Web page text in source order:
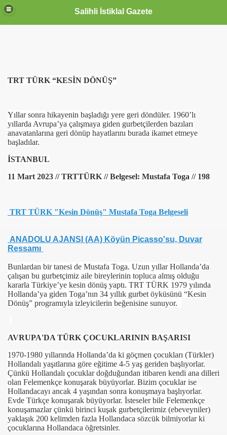
Salihli İstiklal Gazete
TRT TÜRK “KESİN DÖNÜŞ”
Yıllar sonra hikayenin başladığı yere geri döndüler. 1960’lı
yıllarda Avrupa’ya çalışmaya giden gurbetçilerden bazıları
anavatanlarına geri dönüp hayatlarını burada ikamet etmeye
başladılar.
İSTANBUL
11 Mart 2023 // TRTTÜRK // Belgesel: Mustafa Toga // 198
TRT TÜRK "Kesin Dönüş" Mustafa Toga Belgeseli
ANADOLU AJANSI (AA) Köyün Picasso'su, Duvar
Ressamı
Bunlardan bir tanesi de Mustafa Toga. Uzun yıllar Hollanda’da
çalışan bu gurbetçimiz aile bireylerinin topluca almış olduğu
kararla Türkiye’ye kesin dönüş yaptı. TRT TÜRK 1979 yılında
Hollanda’ya giden Toga’nın 34 yıllık gurbet öyküsünü “Kesin
Dönüş” programıyla izleyicilerin beğenisine sunuyor.
AVRUPA'DA TÜRK ÇOCUKLARININ BAŞARISI
1970-1980 yıllarında Hollanda’da ki göçmen çocukları (Türkler)
Hollandalı yaşıtlarına göre eğitime 4-5 yaş geriden başlıyorlar.
Çünkü Hollandalı çocuklar doğduğundan itibaren kendi ana dilleri
olan Felemenkçe konuşarak büyüyorlar. Bizim çocuklar ise
Hollandacayı ancak 4 yaşından sonra konuşmaya başlıyorlar.
Evde Türkçe konuşarak büyüyorlar. İsteseler bile Felemenkçe
konuşamazlar çünkü birinci kuşak gurbetçilerimiz (ebeveyniler)
yaklaşık 200 kelimden fazla Hollandaca sözcük bilmiyorlar ki
çocuklarına Hollandaca öğretsinler.